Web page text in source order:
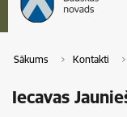
Sākums Kontakti
Iecavas